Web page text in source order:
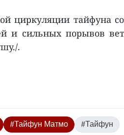
циркуляции тайфуна
и сильных порывов
.
#Тайфун Матмо #Тайфун